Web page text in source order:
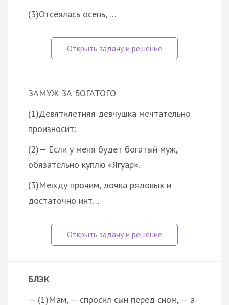
(3)Отсеялась осень, …
ЗАМУЖ ЗА БОГАТОГО
(1)Девятилетняя девчушка мечтательно
произносит:
(2)— Если у меня будет богатый муж,
обязательно куплю «Ягуар».
(3)Между прочим, дочка рядовых и
достаточно инт…
БЛЭК
— (1)Мам, — спросил сын перед сном, — а